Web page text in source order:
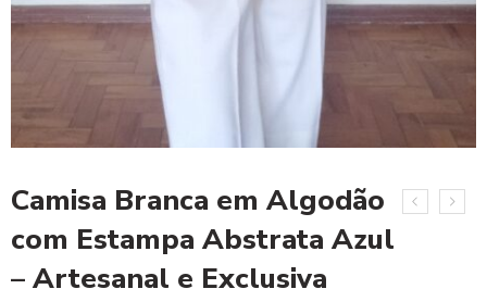
Camisa Branca em Algodão
com Estampa Abstrata Azul
– Artesanal e Exclusiva